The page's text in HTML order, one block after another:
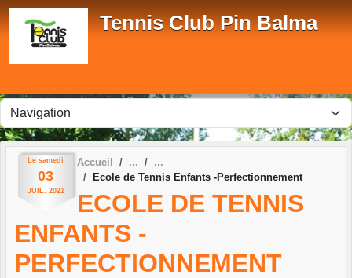
Tennis Club Pin Balma
Le samedi
03
JUIL. 2021
Accueil
Ecole de Tennis Enfants -Perfectionnement
ECOLE DE TENNIS
ENFANTS -
PERFECTIONNEMENT
Panneau de gestion des cookies